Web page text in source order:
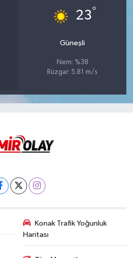
23°
Güneşli
Nem: %38
Rüzgar: 5.81 m/s
Konak Trafik Yoğunluk
Haritası